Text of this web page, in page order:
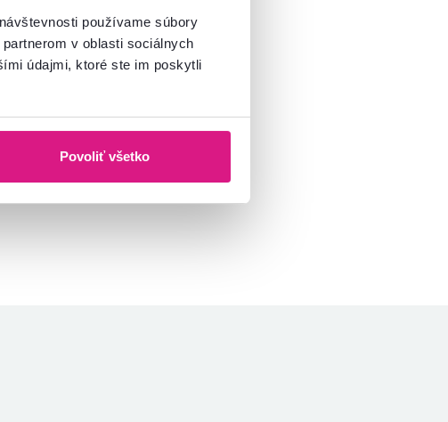
používame súbory
v oblasti sociálnych
údajmi, ktoré ste im poskytli
Povoliť všetko